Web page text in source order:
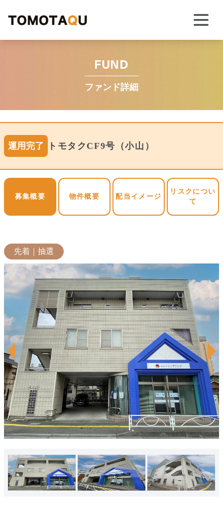
FUND
ファンド詳細
運用完了 トモタクCF9号（小山）
募集概要 物件概要 配当イメージ
リスクについ
て
先着｜抽選